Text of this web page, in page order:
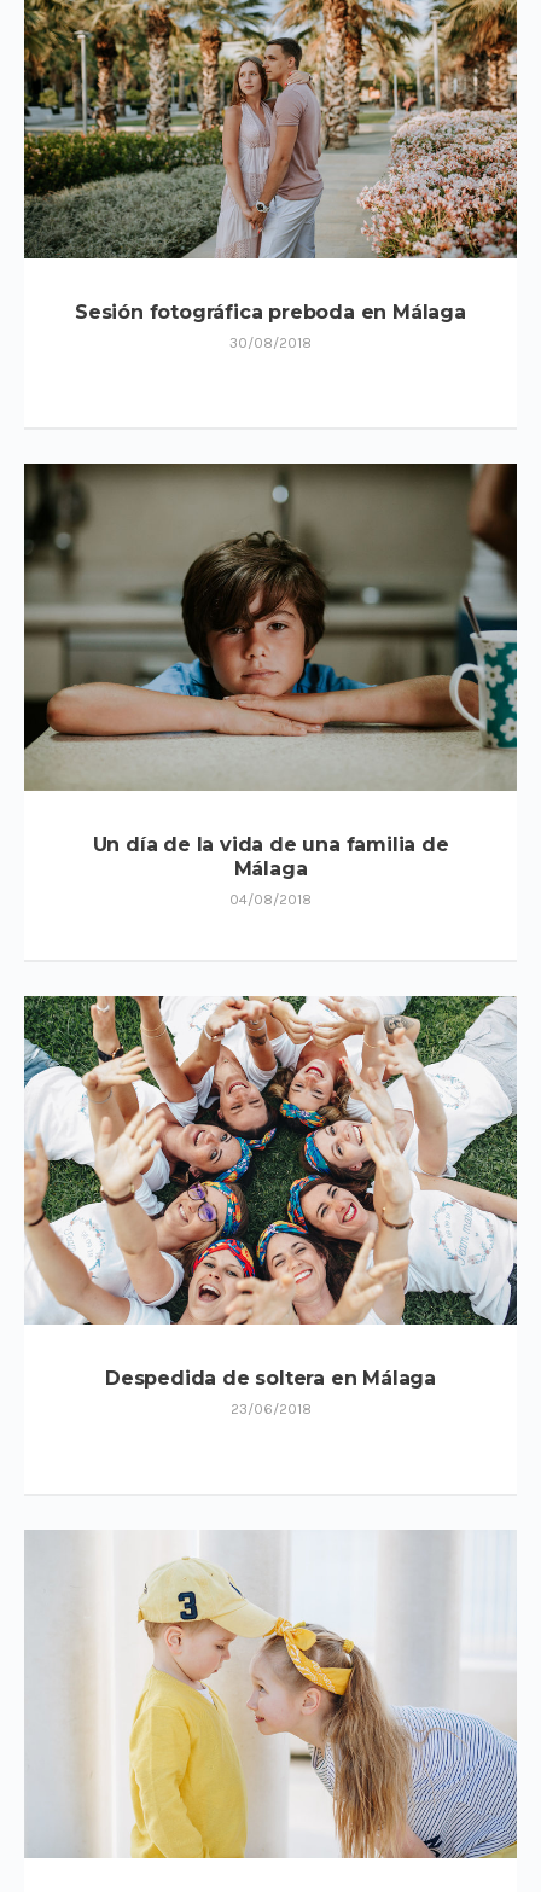
Sesión fotográfica preboda en Málaga
30/08/2018
Un día de la vida de una familia de
Málaga
04/08/2018
Despedida de soltera en Málaga
23/06/2018